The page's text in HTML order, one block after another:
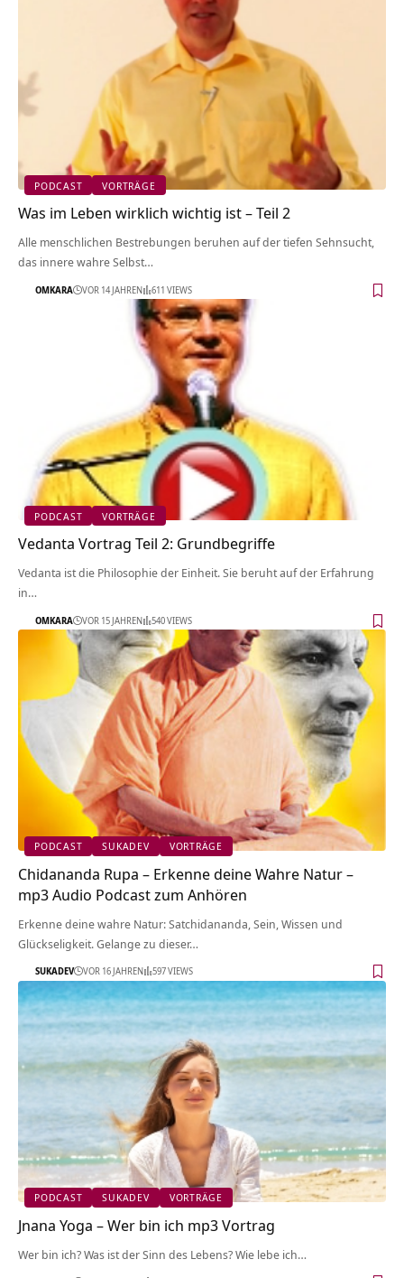
PODCAST VORTRÄGE
Was im Leben wirklich wichtig ist – Teil 2
Alle menschlichen Bestrebungen beruhen auf der tiefen Sehnsucht,
das innere wahre Selbst…
OMKARA VOR 14 JAHREN 611 VIEWS
PODCAST VORTRÄGE
Vedanta Vortrag Teil 2: Grundbegriffe
Vedanta ist die Philosophie der Einheit. Sie beruht auf der Erfahrung
in…
OMKARA VOR 15 JAHREN 540 VIEWS
PODCAST SUKADEV VORTRÄGE
Chidananda Rupa – Erkenne deine Wahre Natur –
mp3 Audio Podcast zum Anhören
Erkenne deine wahre Natur: Satchidananda, Sein, Wissen und
Glückseligkeit. Gelange zu dieser…
SUKADEV VOR 16 JAHREN 597 VIEWS
PODCAST SUKADEV VORTRÄGE
Jnana Yoga – Wer bin ich mp3 Vortrag
Wer bin ich? Was ist der Sinn des Lebens? Wie lebe ich…